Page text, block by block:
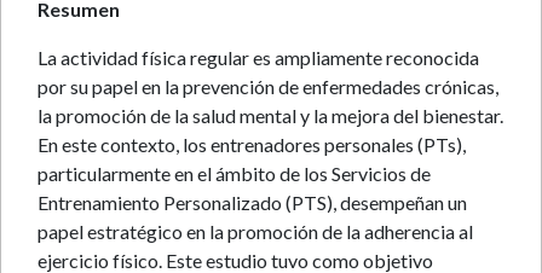
Resumen
La actividad física regular es ampliamente reconocida
por su papel en la prevención de enfermedades crónicas,
la promoción de la salud mental y la mejora del bienestar.
En este contexto, los entrenadores personales (PTs),
particularmente en el ámbito de los Servicios de
Entrenamiento Personalizado (PTS), desempeñan un
papel estratégico en la promoción de la adherencia al
ejercicio físico. Este estudio tuvo como objetivo